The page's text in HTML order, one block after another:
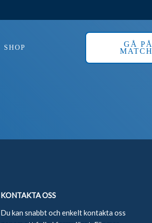
SHOP
GÅ PÅ
MATCH
KONTAKTA OSS
Du kan snabbt och enkelt kontakta oss